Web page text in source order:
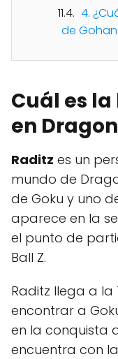
4.
de
Cuál es
en
Raditz es un
mundo de
de Goku y uno
aparece en la
el punto de
Ball Z.
Raditz llega a la
encontrar a
en la conquista
encuentra con